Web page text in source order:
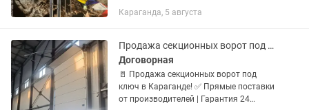
сцепление при подъемах и плавный
Караганда, 5 августа
Продажа секционных ворот под ключ в Караганде! Прямые поставки
Договорная
🚪 Продажа секционных ворот под
ключ в Караганде! ✅ Прямые поставки
от производителей | Гарантия 24